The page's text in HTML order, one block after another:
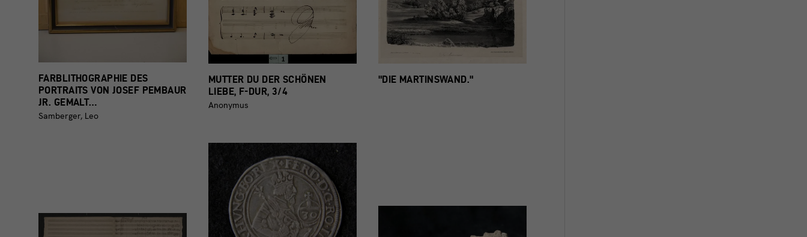
FARBLITHOGRAPHIE DES
PORTRAITS VON JOSEF PEMBAUR
JR. GEMALT…
Samberger, Leo
MUTTER DU DER SCHÖNEN
LIEBE, F-DUR, 3/4
Anonymus
"DIE MARTINSWAND."